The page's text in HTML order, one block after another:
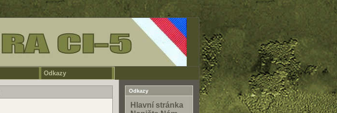
Odkazy
Odkazy
Hlavní stránka